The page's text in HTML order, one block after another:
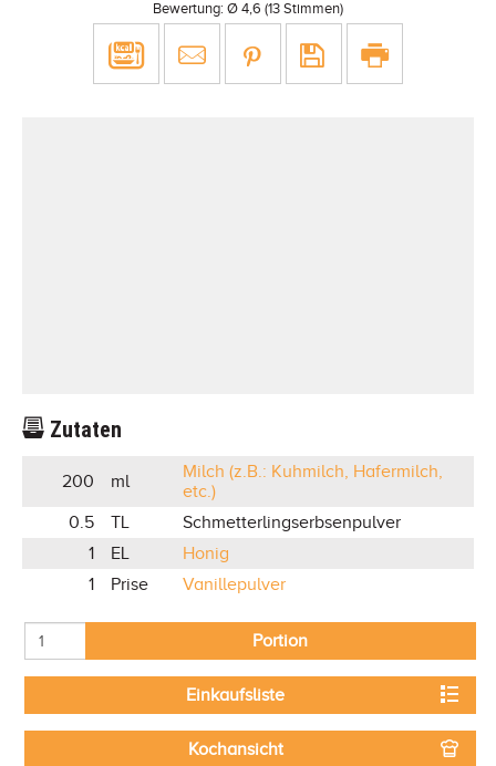
Bewertung: Ø 4,6 (13 Stimmen)
Zutaten
200 ml
Milch (z.B.: Kuhmilch, Hafermilch,
etc.)
0.5
TL
Schmetterlingserbsenpulver
1
EL
Honig
1
Prise Vanillepulver
Portion
Einkaufsliste
Kochansicht